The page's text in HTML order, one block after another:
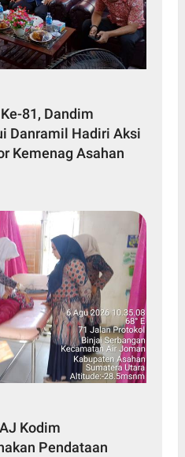
81, Dandim
Danramil Hadiri Aksi
Kemenag Asahan
Kodim
Pendataan